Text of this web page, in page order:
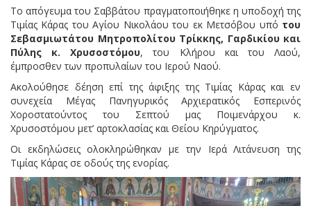
Το απόγευμα του Σαββάτου πραγματοποιήθηκε η υποδοχή της
Τιμίας Κάρας του Αγίου Νικολάου του εκ Μετσόβου υπό του
Σεβασμιωτάτου Μητροπολίτου Τρίκκης, Γαρδικίου και
Πύλης
κ. Χρυσοστόμου, του Κλήρου και του Λαού,
έμπροσθεν των προπυλαίων του Ιερού Ναού.
Ακολούθησε δέηση επί της άφιξης της Τιμίας Κάρας και εν
συνεχεία Μέγας Πανηγυρικός Αρχιερατικός Εσπερινός
Χοροστατούντος του Σεπτού μας Ποιμενάρχου κ.
Χρυσοστόμου μετ’ αρτοκλασίας και Θείου Κηρύγματος.
Οι εκδηλώσεις ολοκληρώθηκαν με την Ιερά Λιτάνευση της
Τιμίας Κάρας σε οδούς της ενορίας.